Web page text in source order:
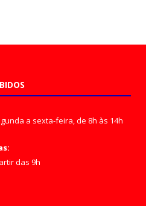
a sexta-feira, de 8h às 14h
das 9h